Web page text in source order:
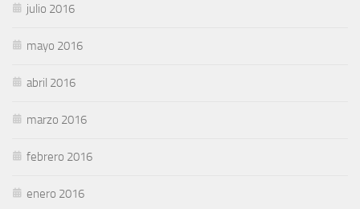
julio 2016
mayo 2016
abril 2016
marzo 2016
febrero 2016
enero 2016